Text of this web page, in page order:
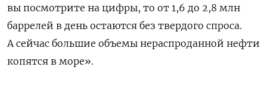
вы посмотрите на цифры, то от 1,6 до 2,8 млн
баррелей в день остаются без твердого спроса.
А сейчас большие объемы нераспроданной нефти
копятся в море».